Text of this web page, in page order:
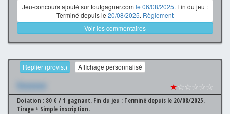
Jeu-concours ajouté sur toutgagner.com le 06/08/2025. Fin du jeu :
Terminé depuis le 20/08/2025. Règlement
Voir les commentaires
Replier (provis.) Affichage personnalisé
Xxxxxxx ★☆☆☆☆☆
Dotation : 80 € / 1 gagnant. Fin du jeu : Terminé depuis le 20/08/2025.
Tirage + Simple inscription.